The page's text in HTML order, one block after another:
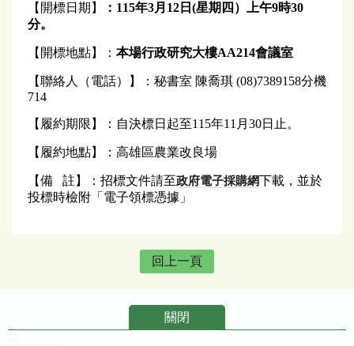
【開標日期】 ：115年3月12 日 (星期四）上午9時30
分。
【開標地點】： 本場行政研究大樓AA214會議室
【聯絡人（電話）】：秘書室 陳喬琪 (08)7389158分機
714
【履約期限】：自決標日起至115年11月30日止。
【履約地點】：高雄區農業改良場
【備 註】：招標文件請至政府電子採購網下載，並於
投標時檢附「電子領標憑據」
回上一頁
關閉